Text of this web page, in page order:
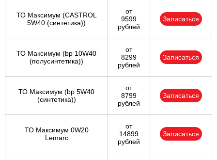
ТО Максимум (CASTROL
5W40 (синтетика))
от
9599
рублей
Записаться
ТО Максимум (bp 10W40
(полусинтетика))
от
8299
рублей
Записаться
ТО Максимум (bp 5W40
(синтетика))
от
8799
рублей
Записаться
ТО Максимум 0W20
Lemarc
от
14899
рублей
Записаться